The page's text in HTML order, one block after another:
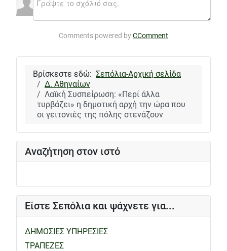
Αναζήτηση στον ιστό
Είστε Σεπόλια και ψάχνετε για...
ΔΗΜΟΣΙΕΣ ΥΠΗΡΕΣΙΕΣ
ΤΡΑΠΕΖΕΣ
Comments powered byCComment
Βρίσκεστε εδώ: Σεπόλια-Αρχική σελίδα
Δ. Αθηναίων
Λαϊκή Συσπείρωση: «Περί άλλα
τυρβάζει» η δημοτική αρχή την ώρα που
οι γειτονιές της πόλης στενάζουν